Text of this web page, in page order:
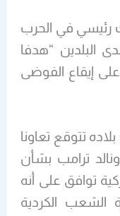
رئيسي في الحرب
البلدين “هدفا
إيقاع الفوضى
تتوقع تعاونا
ترامب بشأن
توافق على أنه
الشعب الكردية